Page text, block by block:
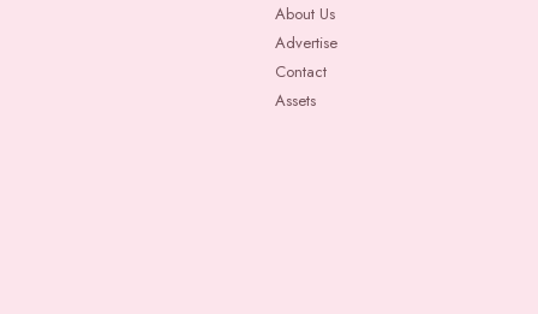
About Us
Advertise
Contact
Assets